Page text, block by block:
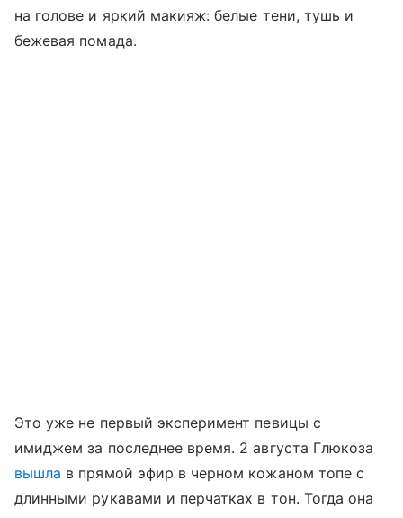
на голове и яркий макияж: белые тени, тушь и
бежевая помада.
Это уже не первый эксперимент певицы с
имиджем за последнее время. 2 августа Глюкоза
вышла в прямой эфир в черном кожаном топе с
длинными рукавами и перчатках в тон. Тогда она